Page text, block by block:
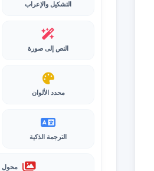
التشكيل والإعراب
النص إلى صورة
محدد الألوان
الترجمة الذكية
محول PDF إلى صور